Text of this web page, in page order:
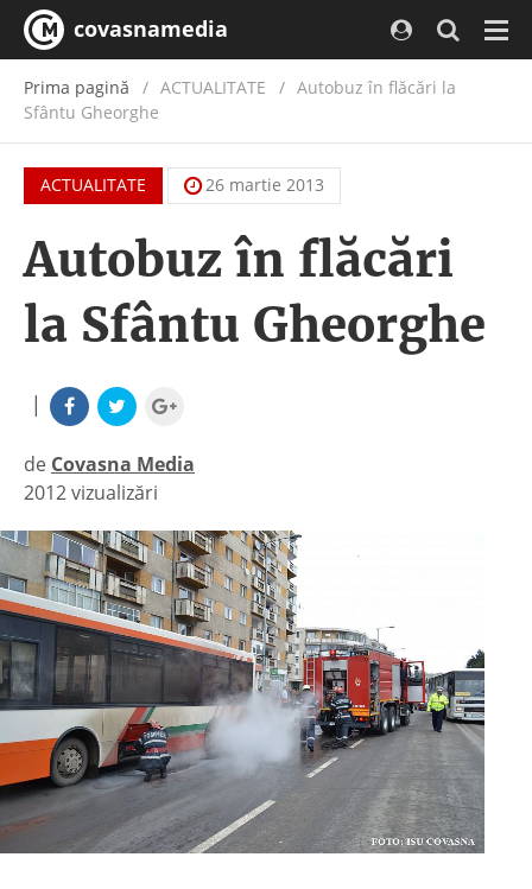
covasnamedia
Prima pagină ACTUALITATE / Autobuz în flăcări la
Sfântu Gheorghe
ACTUALITATE 26 martie 2013
Autobuz în flăcări
la Sfântu Gheorghe
|
de Covasna Media
|
2012 vizualizări